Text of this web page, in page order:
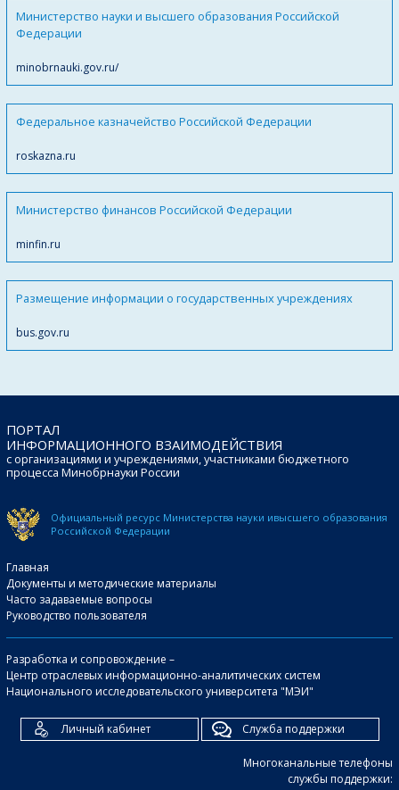
Министерство науки и высшего образования Российской
Федерации
minobrnauki.gov.ru/
Федеральное казначейство Российской Федерации
roskazna.ru
Министерство финансов Российской Федерации
minfin.ru
Размещение информации о государственных учреждениях
bus.gov.ru
ПОРТАЛ
ИНФОРМАЦИОННОГО ВЗАИМОДЕЙСТВИЯ
с организациями и учреждениями, участниками бюджетного
процесса Минобрнауки России
Официальный ресурс Министерства науки ивысшего образования
Российской Федерации
Главная
Документы и методические материалы
Часто задаваемые вопросы
Руководство пользователя
Разработка и сопровождение –
Центр отраслевых информационно-аналитических систем
Национального исследовательского университета "МЭИ"
Личный кабинет Служба поддержки
Многоканальные телефоны
службы поддержки: